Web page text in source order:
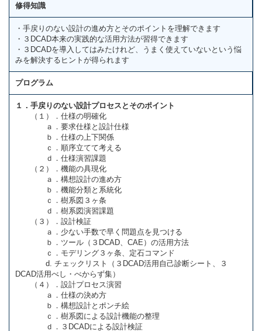
修得知識
・手戻りのない設計の進め方とそのポイントを理解できます
・３DCAD本来の実践的な活用方法が習得できます
・３DCADを導入してはみたけれど、うまく使えていないという悩
みを解決するヒントが得られます
プログラム
１．手戻りのない設計プロセスとそのポイント
（１）．仕様の明確化
ａ．要求仕様と設計仕様
ｂ．仕様の上下関係
ｃ．順序立てて考える
ｄ．仕様演習課題
（２）．機能の具現化
ａ．構想設計の進め方
ｂ．機能分類と系統化
ｃ．樹系図３ヶ条
ｄ．樹系図演習課題
（３）．設計検証
ａ．少ない手数で早く問題点を見つける
ｂ．ツール（３DCAD、CAE）の活用方法
ｃ．モデリング３ヶ条、定石コマンド
d. チェックリスト（３DCAD活用自己診断シート、３
DCAD活用べし・べからず集）
（４）．設計プロセス演習
ａ．仕様の決め方
ｂ．構想設計とポンチ絵
ｃ．樹系図による設計機能の整理
ｄ．３DCADによる設計検証